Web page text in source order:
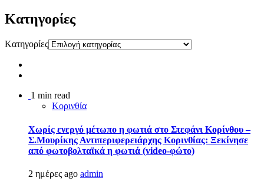
Kατηγορίες
Kατηγορίες
1 min read
Κορινθία
Χωρίς ενεργό μέτωπο η φωτιά στο Στεφάνι Κορίνθου –
Σ.Μουρίκης Αντιπεριφερειάρχης Κορινθίας: Ξεκίνησε
από φωτοβολταϊκά η φωτιά (video-φώτο)
2 ημέρες ago admin